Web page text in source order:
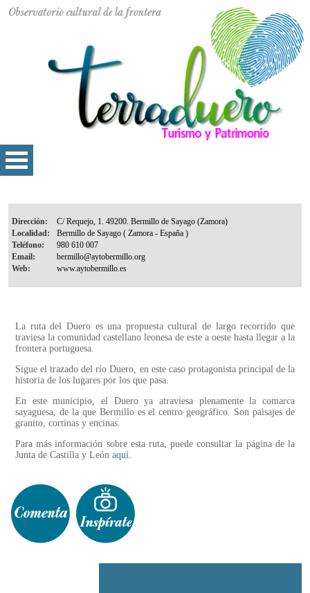
Dirección:
Localidad:
Teléfono:
Email:
Web:
La ruta del Duero es una propuesta cultural de largo recorrido que
traviesa la comunidad castellano leonesa de este a oeste hasta llegar a la
frontera portuguesa.
Sigue el trazado del río Duero, en este caso protagonista principal de la
historia de los lugares por los que pasa.
En este municipio, el Duero ya atraviesa plenamente la comarca
sayaguesa, de la que Bermillo es el centro geográfico. Son paisajes de
granito, cortinas y encinas.
Para más información sobre esta ruta, puede consultar la página de la
Junta de Castilla y León aquí.